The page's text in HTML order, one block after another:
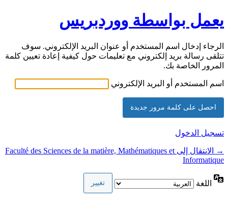
يعمل بواسطة ووردبريس
الرجاء إدخال اسم المستخدم أو عنوان البريد الإلكتروني. سوف
تتلقى رسالة بريد إلكتروني مع تعليمات حول كيفية إعادة تعيين كلمة
المرور الخاصة بك.
اسم المستخدم أو البريد الإلكتروني
تسجيل الدخول
→ الانتقال إلى Faculté des Sciences de la matière, Mathématiques et
Informatique
اللغة